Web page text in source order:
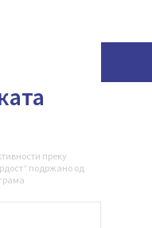
преку
подржано од